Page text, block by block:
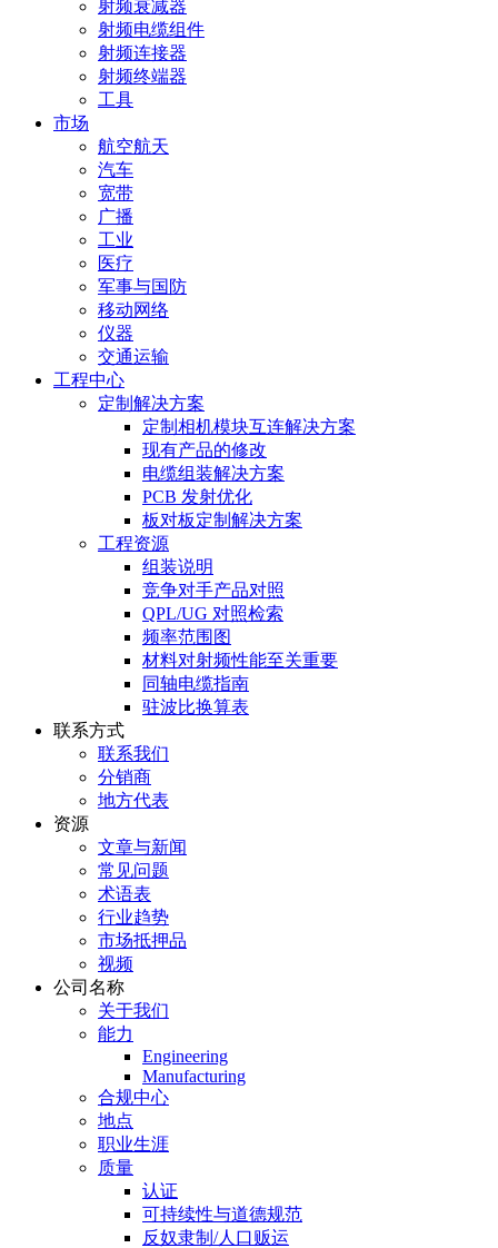
射频衰减器
射频电缆组件
射频连接器
射频终端器
工具
市场
航空航天
汽车
宽带
广播
工业
医疗
军事与国防
移动网络
仪器
交通运输
工程中心
定制解决方案
定制相机模块互连解决方案
现有产品的修改
电缆组装解决方案
PCB 发射优化
板对板定制解决方案
工程资源
组装说明
竞争对手产品对照
QPL/UG 对照检索
频率范围图
材料对射频性能至关重要
同轴电缆指南
驻波比换算表
联系方式
联系我们
分销商
地方代表
资源
文章与新闻
常见问题
术语表
行业趋势
市场抵押品
视频
公司名称
关于我们
能力
Engineering
Manufacturing
合规中心
地点
职业生涯
质量
认证
可持续性与道德规范
反奴隶制/人口贩运